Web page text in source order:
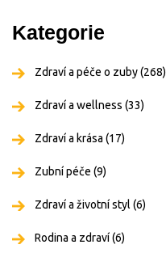
Kategorie
Zdraví a péče o zuby(268)
Zdraví a wellness (33)
Zdraví a krása (17)
Zubní péče (9)
Zdraví a životní styl (6)
Rodina a zdraví(6)